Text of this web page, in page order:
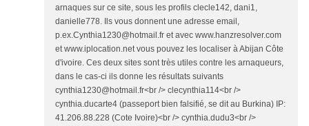
arnaques sur ce site, sous les profils clecle142, dani1,
danielle778. Ils vous donnent une adresse email,
p.ex.Cynthia1230@hotmail.fr et avec www.hanzresolver.com
et www.iplocation.net vous pouvez les localiser à Abijan Côte
d'ivoire. Ces deux sites sont très utiles contre les arnaqueurs,
dans le cas-ci ils donne les résultats suivants
cynthia1230@hotmail.fr<br /> clecynthia114<br />
cynthia.ducarte4 (passeport bien falsifié, se dit au Burkina) IP:
41.206.88.228 (Cote Ivoire)<br /> cynthia.dudu3<br />